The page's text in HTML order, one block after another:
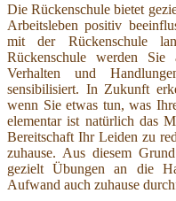
Die Rückenschule bietet
Arbeitsleben positiv
mit der Rückenschule
Rückenschule werden Sie
Verhalten und
sensibilisiert. In Zukunft
wenn Sie etwas tun, was
elementar ist natürlich das
Bereitschaft Ihr Leiden zu
zuhause. Aus diesem
gezielt Übungen an die
Aufwand auch zuhause